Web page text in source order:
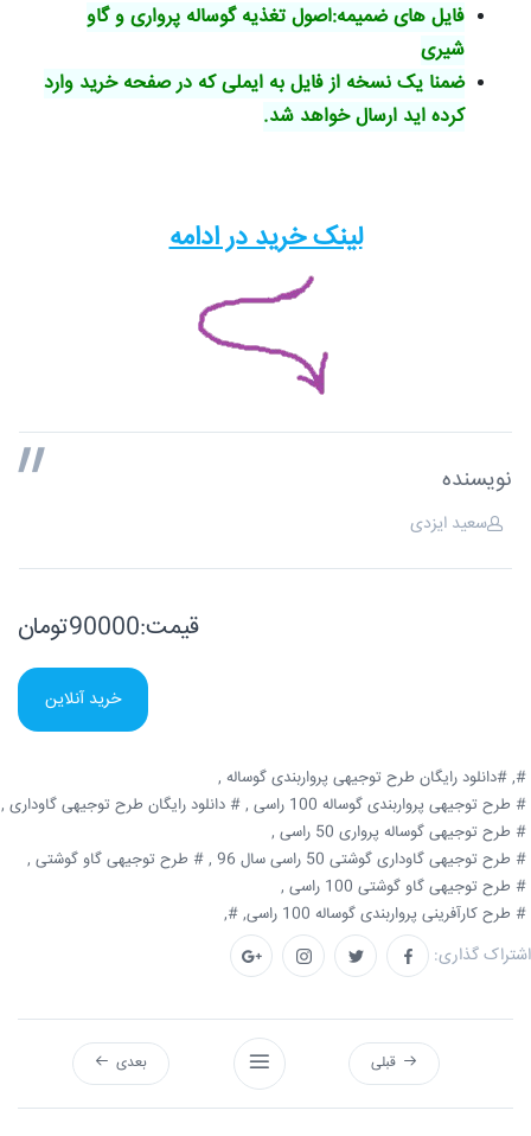
فایل های ضمیمه:اصول تغذیه گوساله پرواری و گاو
شیری
ضمنا یک نسخه از فایل به ایملی که در صفحه خرید وارد
کرده اید ارسال خواهد شد.
لینک خرید در ادامه
نویسنده
سعید ایزدی
قیمت:90000تومان
خرید آنلاین
#, #دانلود رایگان طرح توجیهی پرواربندی گوساله ,
# طرح توجیهی پرواربندی گوساله 100 راسی ,
# دانلود رایگان طرح توجیهی گاوداری ,
# طرح توجیهی گوساله پرواری 50 راسی ,
# طرح توجیهی گاوداری گوشتی 50 راسی سال 96 ,
# طرح توجیهی گاو گوشتی ,
# طرح توجیهی گاو گوشتی 100 راسی ,
# طرح کارآفرینی پرواربندی گوساله 100 راسی,
#,
اشتراک گذاری:
قبلی بعدی